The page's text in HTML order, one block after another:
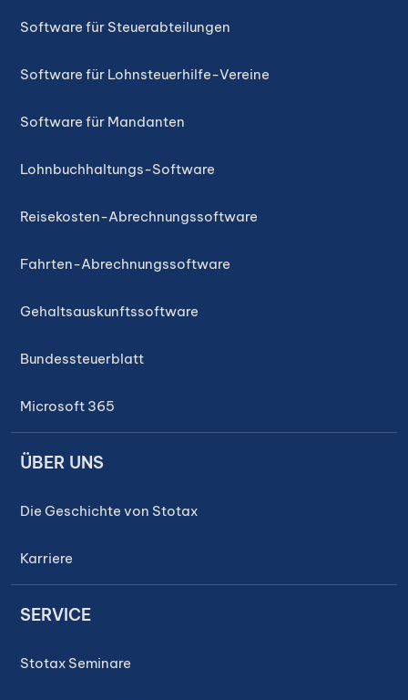
Software für Steuerabteilungen
Software für Lohnsteuerhilfe-Vereine
Software für Mandanten
Lohnbuchhaltungs-Software
Reisekosten-Abrechnungssoftware
Fahrten-Abrechnungssoftware
Gehaltsauskunftssoftware
Bundessteuerblatt
Microsoft 365
ÜBER UNS
Die Geschichte von Stotax
Karriere
SERVICE
Stotax Seminare